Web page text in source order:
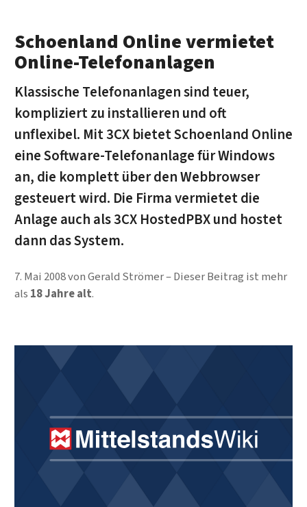
Schoenland Online vermietet
Online-Telefonanlagen
Klassische Telefonanlagen sind teuer,
kompliziert zu installieren und oft
unflexibel. Mit 3CX bietet Schoenland Online
eine Software-Telefonanlage für Windows
an, die komplett über den Webbrowser
gesteuert wird. Die Firma vermietet die
Anlage auch als 3CX HostedPBX und hostet
dann das System.
7. Mai 2008vonGerald Strömer
Dieser Beitrag ist mehr
als 18 Jahre alt.